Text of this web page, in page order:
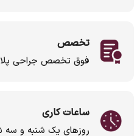
تخصص
فوق تخصص جراحی
ساعات کاری
روزهای یک شنبه و سه